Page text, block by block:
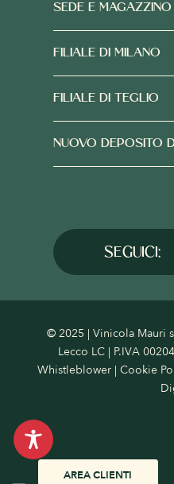
AREA CLIENTI
SEDE E
FILIALE DI MILANO
FILIALE DI TEGLIO
NUOVO DEPOSITO
© 2025 | Vinicola Mauri
Lecco LC | P.IVA
Whistleblower |Cookie